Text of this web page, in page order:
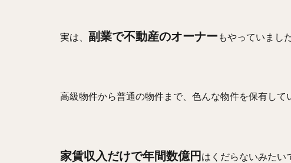
実は、 副業で不動産のオーナー もやっていました
高級物件から普通の物件まで、色んな物件を保有し
家賃収入だけで年間数億円はくだらないみたい